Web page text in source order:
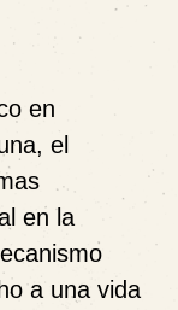
en
el
en la
a una vida